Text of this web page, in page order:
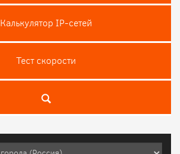
Калькулятор IP-сетей
Тест скороcти